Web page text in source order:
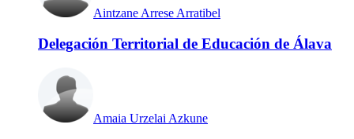
Aintzane Arrese Arratibel
Delegación Territorial de Educación de Álava
Amaia Urzelai Azkune